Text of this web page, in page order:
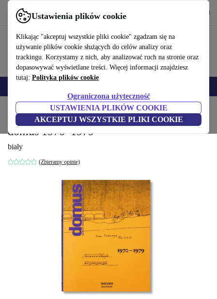
Ustawienia plików cookie
Klikając "akceptuj wszystkie pliki cookie" zgadzam się na
używanie plików cookie służących do celów analizy oraz
trackingu. Korzystamy z nich, aby analizować ruch na stronie oraz
dopasowywać wyświetlane treści. Więcej informacji znajdziesz
tutaj: Polityka plików cookie
Ograniczona użyteczność
USTAWIENIA PLIKÓW COOKIE
AKCEPTUJ WSZYSTKIE PLIKI COOKIE
Korzystaj z refurbed szybko i łatwo
Produkty Gospodarstwo domowe Meble
domus 1970–1979
biały
(Zbieramy opinie)